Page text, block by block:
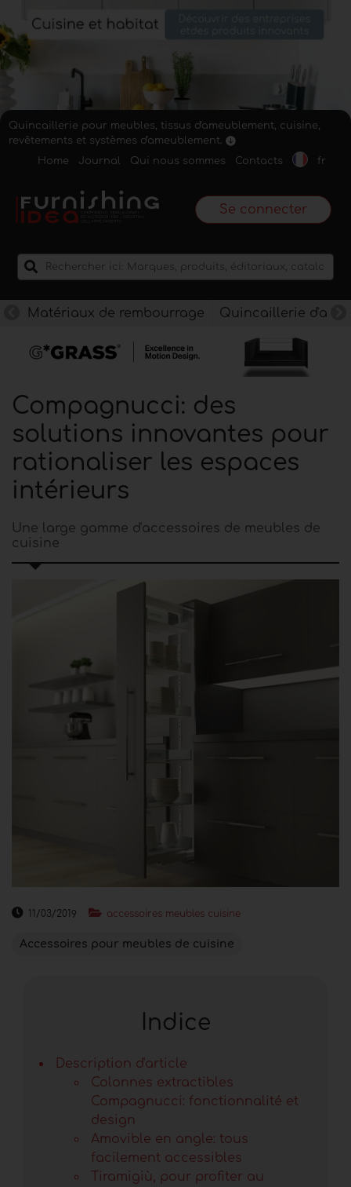
Quincaillerie pour meubles, tissus d'ameublement, cuisine,
revêtements et systèmes d'ameublement.
Home
Journal Qui nous sommes Contacts fr
Se connecter
Matériaux de rembourrage Quincaillerie
Compagnucci: des
solutions innovantes pour
rationaliser les espaces
intérieurs
Une large gamme d'accessoires de meubles de
cuisine
11/03/2019 accessoires meubles cuisine
Accessoires pour meubles de cuisine
Indice
Description d'article
Colonnes extractibles
Compagnucci: fonctionnalité et
design
Amovible en angle: tous
facilement accessibles
Tiramigiù, pour profiter au